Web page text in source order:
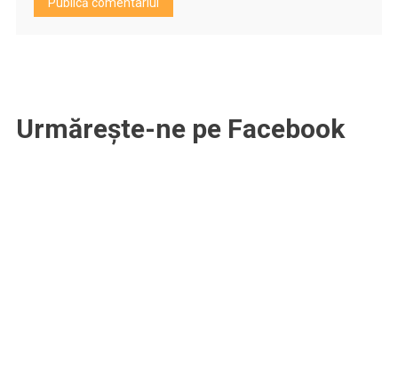
Urmărește-ne pe Facebook